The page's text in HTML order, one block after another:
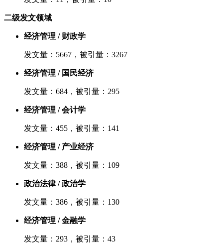
二级发文领域
经济管理 / 财政学
发文量：5667，被引量：3267
经济管理 / 国民经济
发文量：684，被引量：295
经济管理 / 会计学
发文量：455，被引量：141
经济管理 / 产业经济
发文量：388，被引量：109
政治法律 / 政治学
发文量：386，被引量：130
经济管理 / 金融学
发文量：293，被引量：43